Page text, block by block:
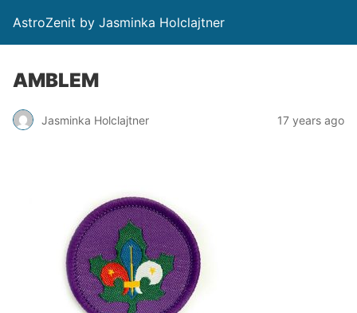
AstroZenit by Jasminka Holclajtner
AMBLEM
Jasminka Holclajtner 17 years ago